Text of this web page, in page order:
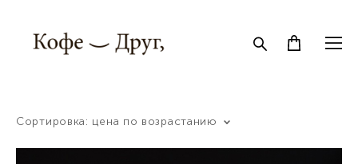
Сортировка: цена по возрастанию